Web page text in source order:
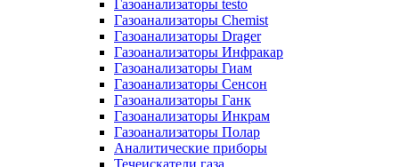
Газоанализаторы testo
Газоанализаторы Chemist
Газоанализаторы Drager
Газоанализаторы Инфракар
Газоанализаторы Гиам
Газоанализаторы Сенсон
Газоанализаторы Ганк
Газоанализаторы Инкрам
Газоанализаторы Полар
Аналитические приборы
Течеискатели газа